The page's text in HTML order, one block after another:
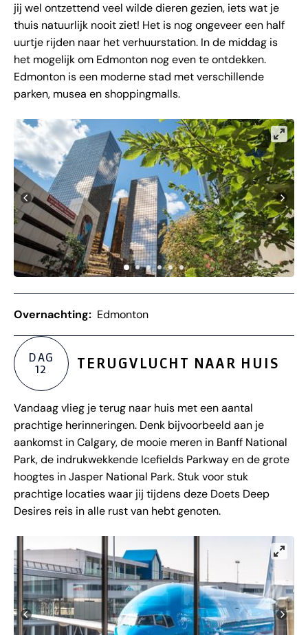
jij wel ontzettend veel wilde dieren gezien, iets wat je
thuis natuurlijk nooit ziet! Het is nog ongeveer een half
uurtje rijden naar het verhuurstation. In de middag is
het mogelijk om Edmonton nog even te ontdekken.
Edmonton is een moderne stad met verschillende
parken, musea en shoppingmalls.
Overnachting: Edmonton
DAG
12
TERUGVLUCHT NAAR HUIS
Vandaag vlieg je terug naar huis met een aantal
prachtige herinneringen. Denk bijvoorbeeld aan je
aankomst in Calgary, de mooie meren in Banff National
Park, de indrukwekkende Icefields Parkway en de grote
hoogtes in Jasper National Park. Stuk voor stuk
prachtige locaties waar jij tijdens deze Doets Deep
Desires reis in alle rust van hebt genoten.